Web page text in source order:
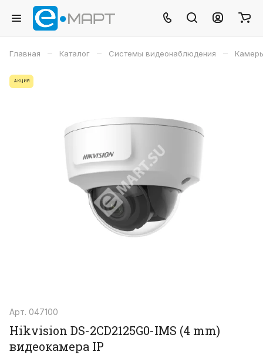
Главная – Каталог – Системы видеонаблюдения –
АКЦИЯ
Арт. 047100
Hikvision DS-2CD2125G0-IMS (4 mm)
видеокамера IP